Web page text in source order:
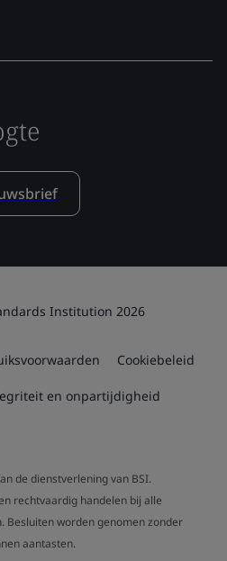
Institution 2026
Cookiebeleid
en onpartijdigheid
de dienstverlening van BSI.
rechtvaardig handelen bij alle
Besluiten worden genomen zonder
aantasten.